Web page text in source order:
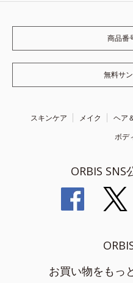
商品番
無料サ
スキンケア メイク ヘア
ボデ
ORBIS SNS
お買い物をもっ